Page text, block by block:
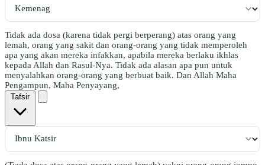
Tidak ada dosa (karena tidak pergi berperang) atas orang yang
lemah, orang yang sakit dan orang-orang yang tidak memperoleh
apa yang akan mereka infakkan, apabila mereka berlaku ikhlas
kepada Allah dan Rasul-Nya. Tidak ada alasan apa pun untuk
menyalahkan orang-orang yang berbuat baik. Dan Allah Maha
Pengampun, Maha Penyayang,
Tafsir